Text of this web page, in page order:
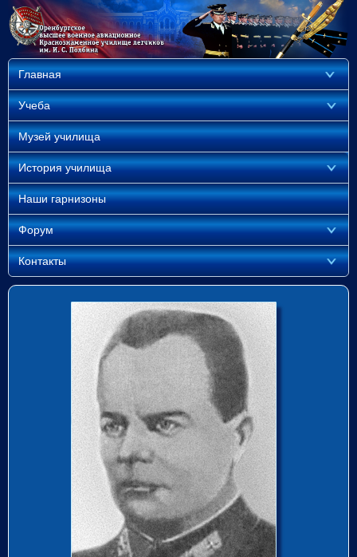
Главная
Учеба
Музей училища
История училища
Наши гарнизоны
Форум
Контакты